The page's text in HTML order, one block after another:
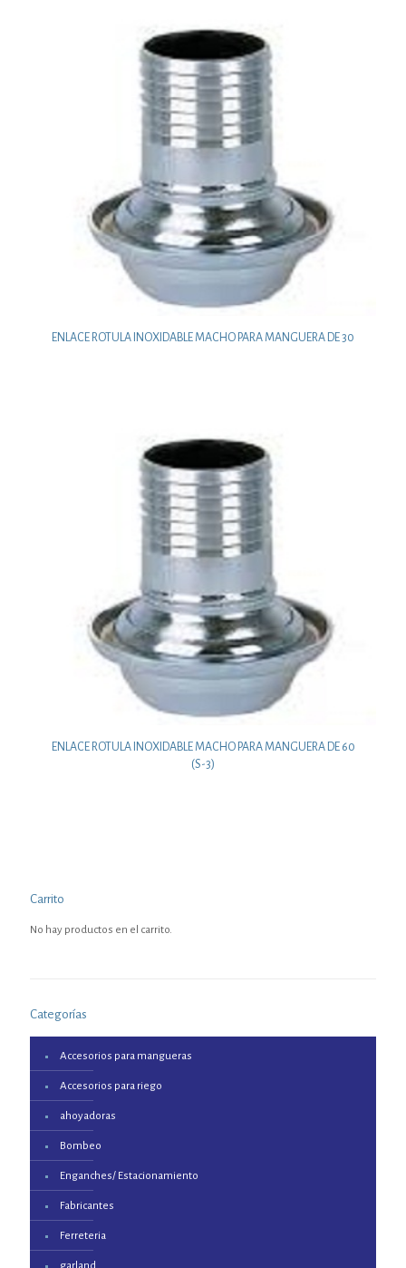
ENLACE ROTULA INOXIDABLE MACHO PARA MANGUERA DE 30
ENLACE ROTULA INOXIDABLE MACHO PARA MANGUERA DE 60
(S-3)
Carrito
No hay productos en el carrito.
Categorías
Accesorios para mangueras
Accesorios para riego
ahoyadoras
Bombeo
Enganches/ Estacionamiento
Fabricantes
Ferreteria